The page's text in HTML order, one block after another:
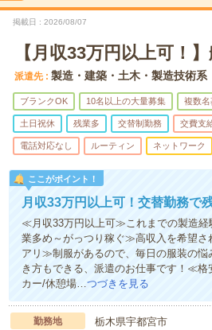
掲載日 2026/08/07
【月収33万円以上可！
派遣先 製造・建築・土木・製造技術系
ブランクOK 10名以上の大量募集 複数名
土日祝休 残業多 交替制勤務 交費支
電話対応なし ルーティン ネットワーク
ここがポイント！
月収33万円以上可！交替勤務で
≪月収33万円以上可≫これまでの製造経
業多め～がっつり稼ぐ≫高収入を希望
アリ≫制服があるので、毎日の服装の
き方もできる、派遣のお仕事です！≪
カー/休憩場…つづきを見る
勤務地
栃木県宇都宮市